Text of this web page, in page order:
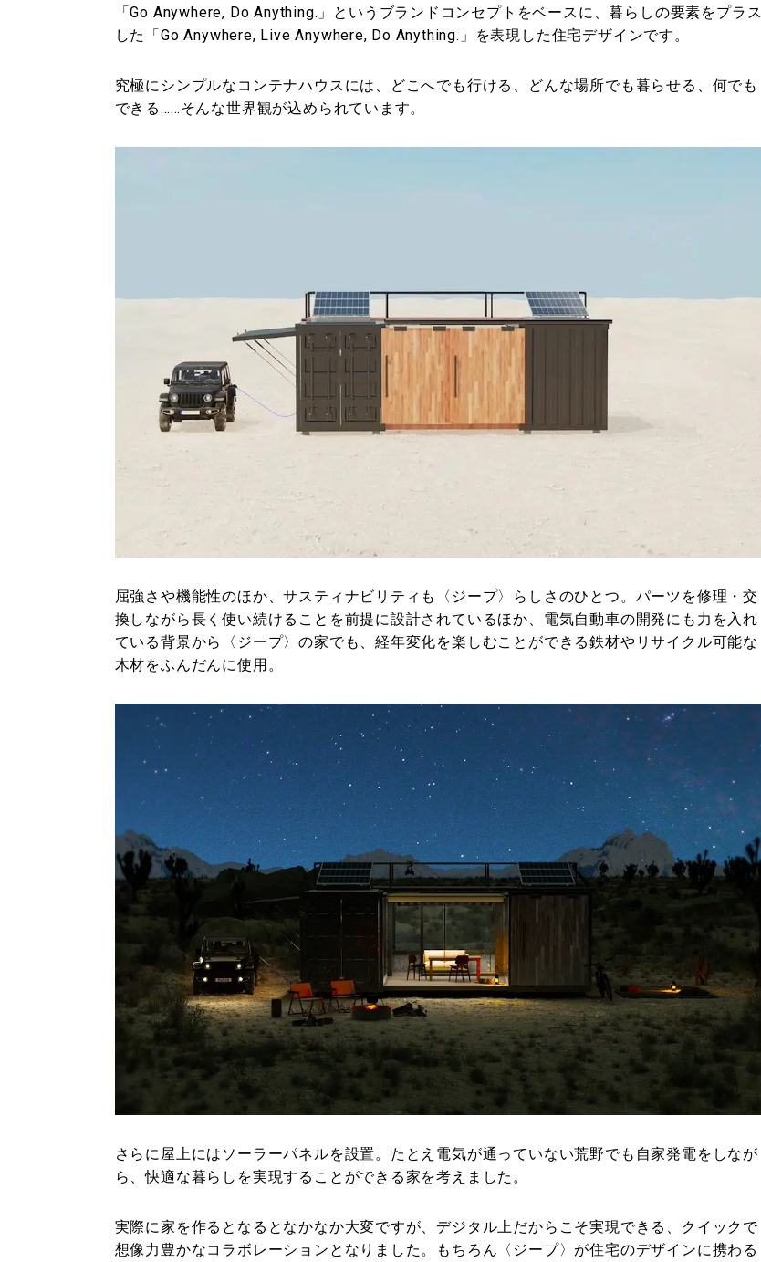
「Go Anywhere, Do Anything.」というブランドコンセプトをベースに、暮らしの要素をプラス
した「Go Anywhere, Live Anywhere, Do Anything.」を表現した住宅デザインです。
究極にシンプルなコンテナハウスには、どこへでも行ける、どんな場所でも暮らせる、何でも
できる……そんな世界観が込められています。
屈強さや機能性のほか、サスティナビリティも〈ジープ〉らしさのひとつ。パーツを修理・交
換しながら長く使い続けることを前提に設計されているほか、電気自動車の開発にも力を入れ
ている背景から〈ジープ〉の家でも、経年変化を楽しむことができる鉄材やリサイクル可能な
木材をふんだんに使用。
さらに屋上にはソーラーパネルを設置。たとえ電気が通っていない荒野でも自家発電をしなが
ら、快適な暮らしを実現することができる家を考えました。
実際に家を作るとなるとなかなか大変ですが、デジタル上だからこそ実現できる、クイックで
想像力豊かなコラボレーションとなりました。もちろん〈ジープ〉が住宅のデザインに携わる